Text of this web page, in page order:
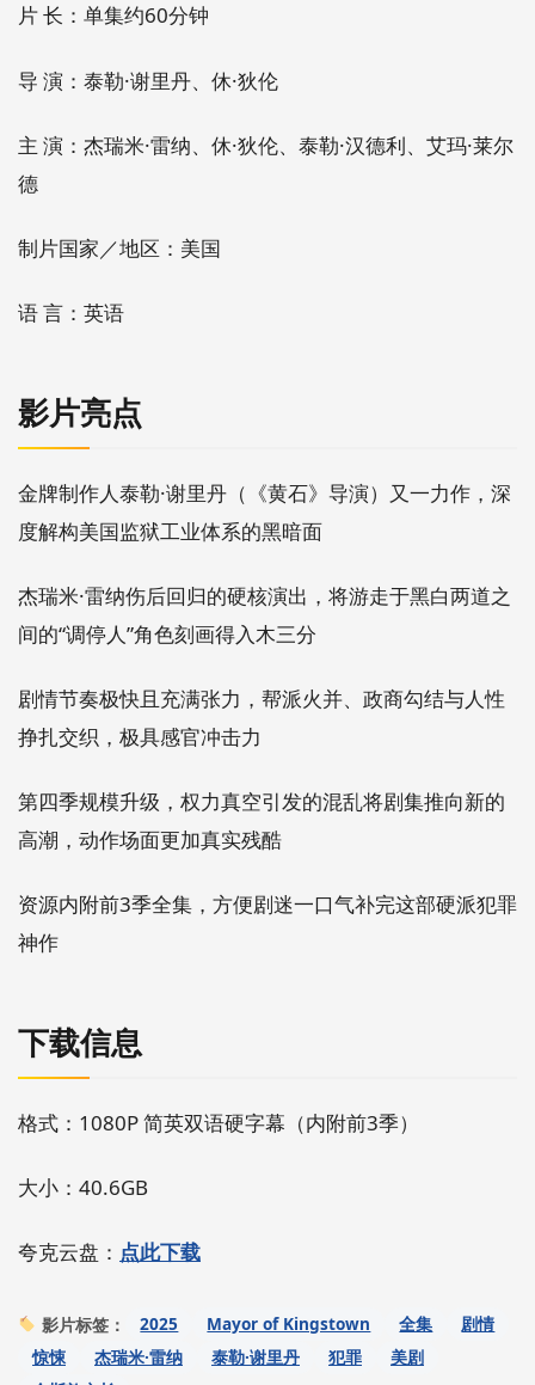
片 长：单集约60分钟
导 演：泰勒·谢里丹、休·狄伦
主 演：杰瑞米·雷纳、休·狄伦、泰勒·汉德利、艾玛·莱尔
德
制片国家／地区：美国
语 言：英语
影片亮点
金牌制作人泰勒·谢里丹（《黄石》导演）又一力作，深
度解构美国监狱工业体系的黑暗面
杰瑞米·雷纳伤后回归的硬核演出，将游走于黑白两道之
间的“调停人”角色刻画得入木三分
剧情节奏极快且充满张力，帮派火并、政商勾结与人性
挣扎交织，极具感官冲击力
第四季规模升级，权力真空引发的混乱将剧集推向新的
高潮，动作场面更加真实残酷
资源内附前3季全集，方便剧迷一口气补完这部硬派犯罪
神作
下载信息
格式：1080P 简英双语硬字幕（内附前3季）
大小：40.6GB
夸克云盘： 点此下载
影片标签： 2025 Mayor of Kingstown 全集
剧情
惊悚
杰瑞米·雷纳 泰勒·谢里丹 犯罪
美剧